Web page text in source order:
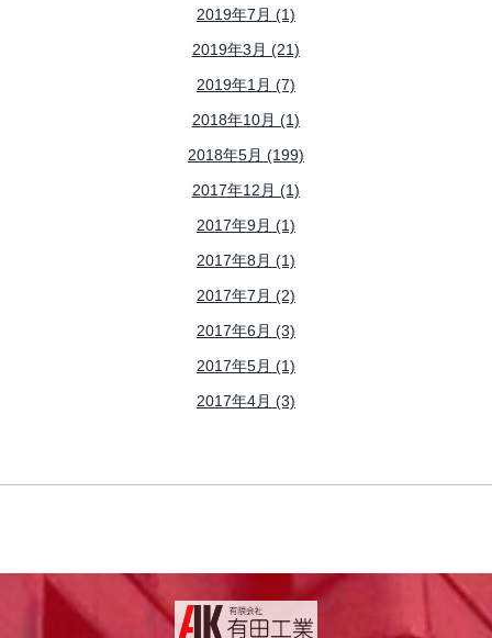
2019年7月 (1)
2019年3月 (21)
2019年1月 (7)
2018年10月 (1)
2018年5月 (199)
2017年12月 (1)
2017年9月 (1)
2017年8月 (1)
2017年7月 (2)
2017年6月 (3)
2017年5月 (1)
2017年4月 (3)